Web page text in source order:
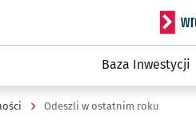
Baza Inwestycji
Odeszli w ostatnim roku